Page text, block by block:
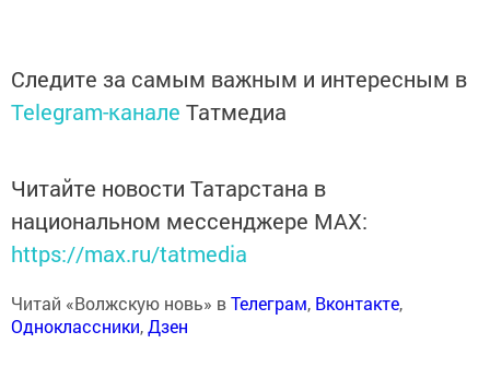
Следите за самым важным и интересным в
Telegram-канале Татмедиа
Читайте новости Татарстана в
национальном мессенджере MАХ:
https://max.ru/tatmedia
Читай «Волжскую новь» вТелеграм, Вконтакте,
Одноклассники,Дзен